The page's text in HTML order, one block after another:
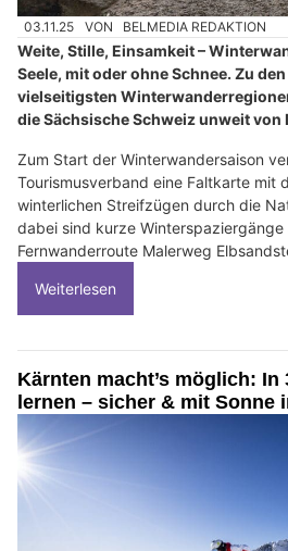
03.11.25 VON BELMEDIA REDAKTION
Weite, Stille, Einsamkeit –
Seele, mit oder ohne Schnee. Zu
vielseitigsten
die Sächsische Schweiz unweit von
Zum Start der Winterwandersaison
Tourismusverband eine Faltkarte mit
winterlichen Streifzügen durch die
dabei sind kurze
Fernwanderroute Malerweg
Weiterlesen
Kärnten macht’s möglich: In
lernen – sicher & mit Sonne